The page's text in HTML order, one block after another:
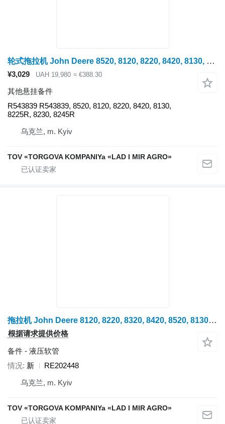
轮式拖拉机 John Deere 8520, 8120, 8220, 8420, 8130, 8225R, 8230, 8245R 的 Napravlyayucha John Deere R543839
¥3,029 UAH 19,980 ≈ €388.30
其他悬挂备件
R543839 R543839, 8520, 8120, 8220, 8420, 8130,
8225R, 8230, 8245R
乌克兰, m. Kyiv
TOV «TORGOVA KOMPANIYa «LAD I MIR AGRO»
拖拉机 John Deere 8120, 8220, 8320, 8420, 8520, 8130, 8230, 8330, 8430, 8530, 8225R, 8235R, 8245R, 8260R, 8270R, 8285R, 8295R, 8310R, 8320R, 8335R, 8345R, 8360R, 8370R. 的 液压软管 RE202448
根据请求提供价格
备件 - 液压软管
情况 新
RE202448
乌克兰, m. Kyiv
TOV «TORGOVA KOMPANIYa «LAD I MIR AGRO»